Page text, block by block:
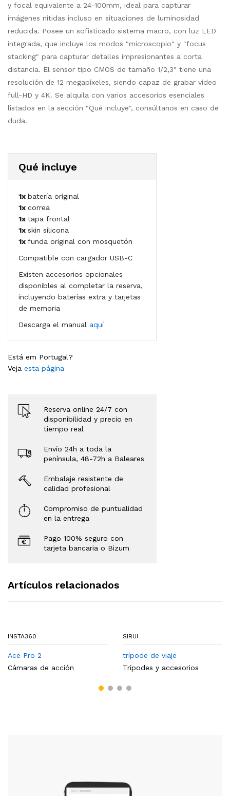
y focal equivalente a 24-100mm, ideal para capturar
imágenes nítidas incluso en situaciones de luminosidad
reducida. Posee un sofisticado sistema macro, con luz LED
integrada, que incluye los modos "microscopio" y "focus
stacking" para capturar detalles impresionantes a corta
distancia. El sensor tipo CMOS de tamaño 1/2,3" tiene una
resolución de 12 megapíxeles, siendo capaz de grabar video
full-HD y 4K. Se alquila con varios accesorios esenciales
listados en la sección "Qué incluye", consúltanos en caso de
duda.
Reserva online 24/7 con
disponibilidad y precio en
tiempo real
Envío 24h a toda la
península, 48-72h a Baleares
Embalaje resistente de
calidad profesional
Compromiso de puntualidad
en la entrega
Pago 100% seguro con
tarjeta bancaria o Bizum
Está em Portugal?
Veja esta página
Qué incluye
1x batería original
1x correa
1x tapa frontal
1x skin silicona
1x funda original con mosquetón
Compatible con cargador USB-C
Existen accesorios opcionales
disponibles al completar la reserva,
incluyendo baterías extra y tarjetas
de memoria
Descarga el manual aquí
Artículos relacionados
INSTA360
Ace Pro 2
Cámaras de acción
SIRUI
trípode de viaje
Trípodes y accesorios